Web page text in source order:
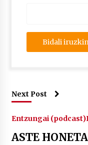
Next Post
Entzungai (podcast)
ASTE